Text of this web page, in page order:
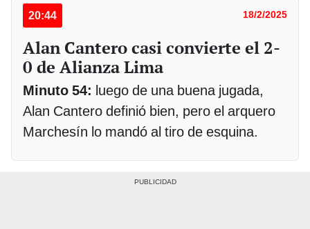
20:44 18/2/2025
Alan Cantero casi convierte el 2-
0 de Alianza Lima
Minuto 54: luego de una buena jugada,
Alan Cantero definió bien, pero el arquero
Marchesín lo mandó al tiro de esquina.